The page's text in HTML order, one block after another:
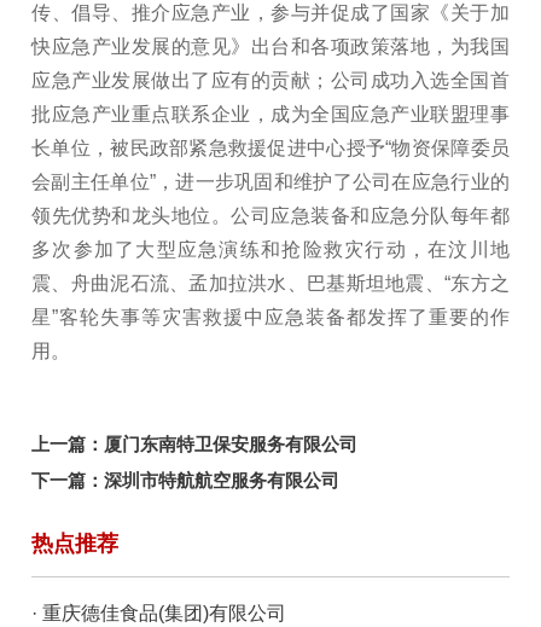
传、倡导、推介应急产业，参与并促成了国家《关于加
快应急产业发展的意见》出台和各项政策落地，为我国
应急产业发展做出了应有的贡献；公司成功入选全国首
批应急产业重点联系企业，成为全国应急产业联盟理事
长单位，被民政部紧急救援促进中心授予“物资保障委员
会副主任单位”，进一步巩固和维护了公司在应急行业的
领先优势和龙头地位。公司应急装备和应急分队每年都
多次参加了大型应急演练和抢险救灾行动，在汶川地
震、舟曲泥石流、孟加拉洪水、巴基斯坦地震、“东方之
星”客轮失事等灾害救援中应急装备都发挥了重要的作
用。
上一篇： 厦门东南特卫保安服务有限公司
下一篇：深圳市特航航空服务有限公司
热点推荐
· 重庆德佳食品(集团)有限公司